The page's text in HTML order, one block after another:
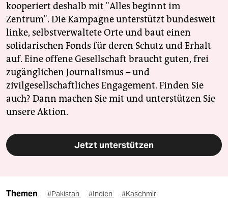
kooperiert deshalb mit "Alles beginnt im
Zentrum". Die Kampagne unterstützt bundesweit
linke, selbstverwaltete Orte und baut einen
solidarischen Fonds für deren Schutz und Erhalt
auf. Eine offene Gesellschaft braucht guten, frei
zugänglichen Journalismus – und
zivilgesellschaftliches Engagement. Finden Sie
auch? Dann machen Sie mit und unterstützen Sie
unsere Aktion.
Jetzt unterstützen
Themen #Pakistan #Indien #Kaschmir